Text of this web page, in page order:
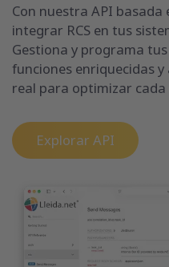
Con nuestra API basada
integrar RCS en tus
Gestiona y programa
funciones enriquecidas
real para optimizar cada
Explorar API